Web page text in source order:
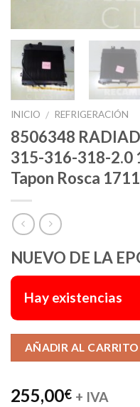
INICIO / REFRIGERACIÓN
8506348
315-316-318-2.0
Tapon Rosca
NUEVO DE LA
Hay existencias
AÑADIR AL CARRITO
255,00€ + IVA